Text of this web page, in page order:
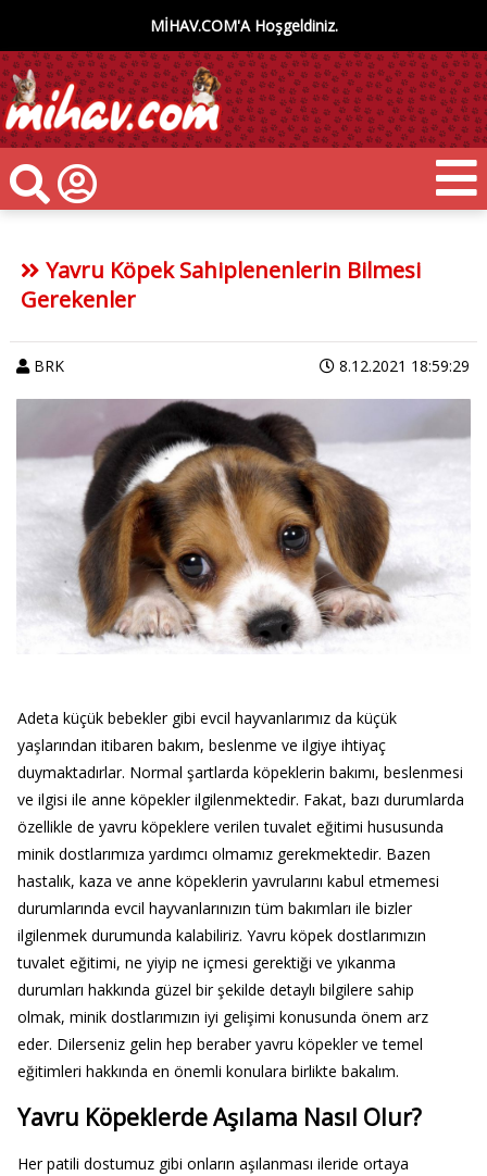
MİHAV.COM'A Hoşgeldiniz.
Yavru Köpek Sahiplenenlerin Bilmesi
Gerekenler
BRK 8.12.2021 18:59:29
Adeta küçük bebekler gibi evcil hayvanlarımız da küçük
yaşlarından itibaren bakım, beslenme ve ilgiye ihtiyaç
duymaktadırlar. Normal şartlarda köpeklerin bakımı, beslenmesi
ve ilgisi ile anne köpekler ilgilenmektedir. Fakat, bazı durumlarda
özellikle de yavru köpeklere verilen tuvalet eğitimi hususunda
minik dostlarımıza yardımcı olmamız gerekmektedir. Bazen
hastalık, kaza ve anne köpeklerin yavrularını kabul etmemesi
durumlarında evcil hayvanlarınızın tüm bakımları ile bizler
ilgilenmek durumunda kalabiliriz. Yavru köpek dostlarımızın
tuvalet eğitimi, ne yiyip ne içmesi gerektiği ve yıkanma
durumları hakkında güzel bir şekilde detaylı bilgilere sahip
olmak, minik dostlarımızın iyi gelişimi konusunda önem arz
eder. Dilerseniz gelin hep beraber yavru köpekler ve temel
eğitimleri hakkında en önemli konulara birlikte bakalım.
Yavru Köpeklerde Aşılama Nasıl Olur?
Her patili dostumuz gibi onların aşılanması ileride ortaya